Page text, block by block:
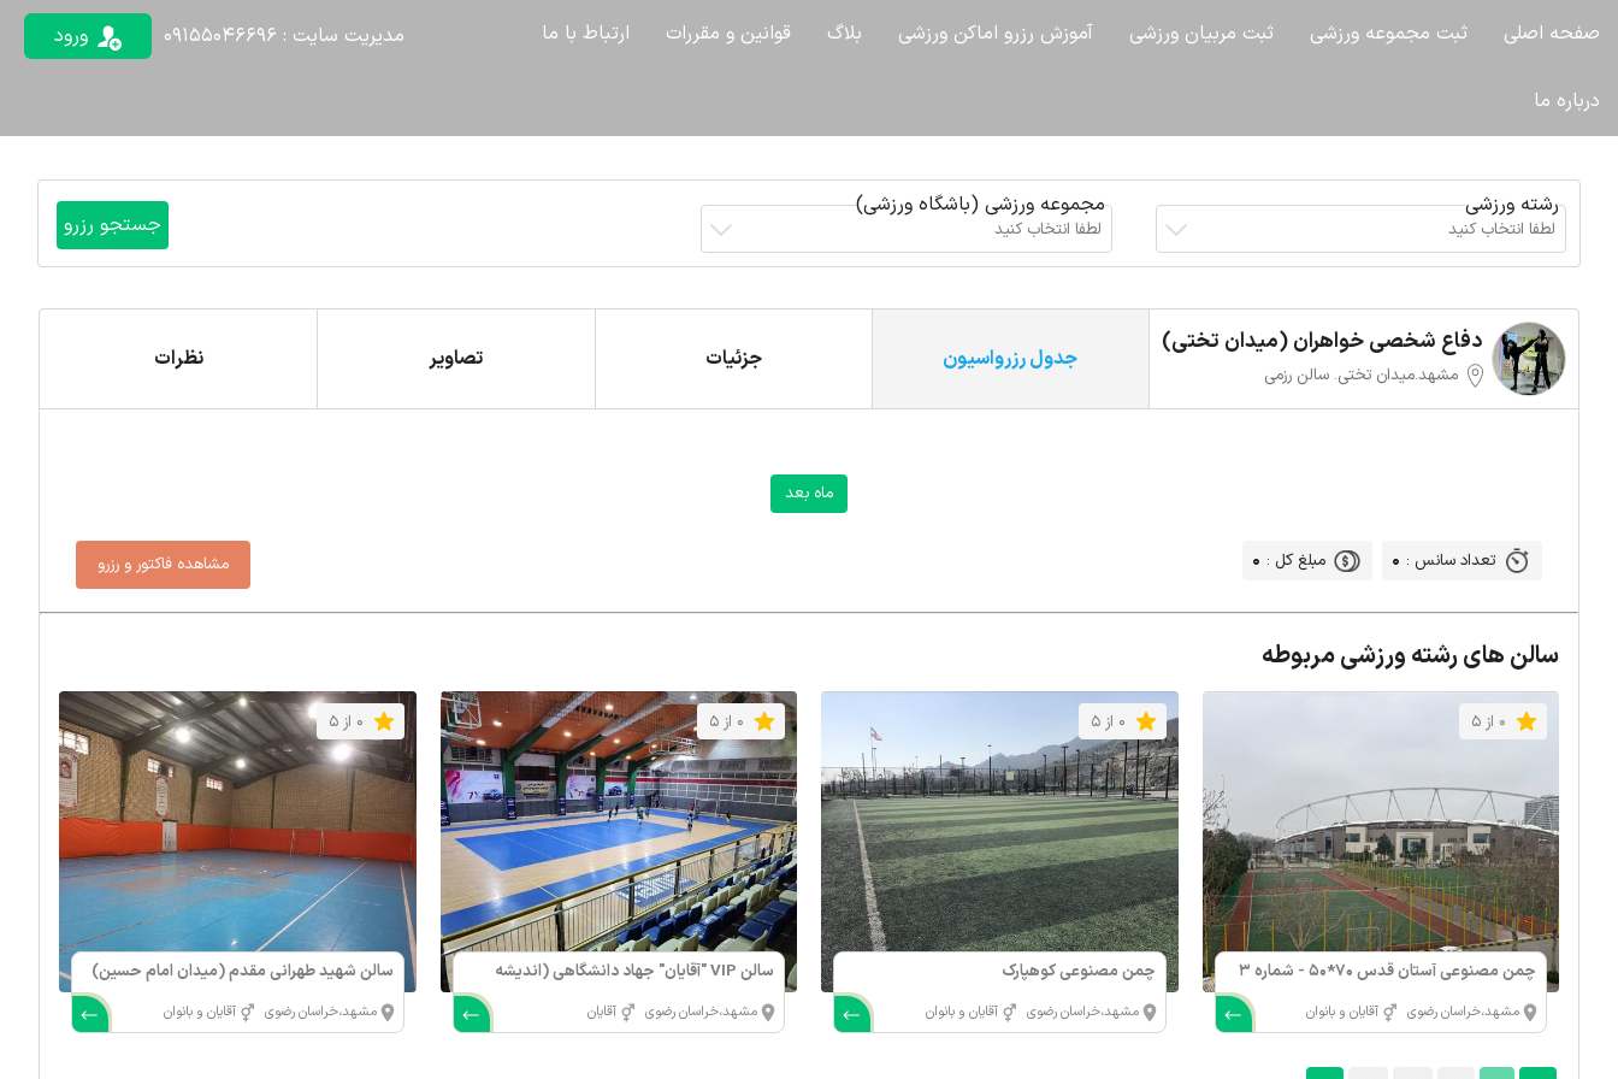
صفحه اصلی ثبت مجموعه ورزشی ثبت مربیان ورزشی آموزش رزرو اماکن ورزشی بلاگ قوانین و مقررات ارتباط با ما
درباره ما
مدیریت سایت : 09155046696 ورود
رشته ورزشی
لطفا انتخاب کنید
مجموعه ورزشی (باشگاه ورزشی)
لطفا انتخاب کنید
دفاع شخصی خواهران (میدان تختی)
مشهد.میدان تختی. سالن رزمی
جدول رزرواسیون جزئیات تصاویر نظرات
ماه بعد
تعداد سانس : 0 مبلغ کل : 0
سالن های رشته ورزشی مربوطه
0 از 5
چمن مصنوعی آستان قدس 70*50 - شماره 3
بزرگمشهد،خراسان رضوی آقایان و بانوان
0 از 5
چمن مصنوعی کوهپارک
مشهد،خراسان رضوی آقایان و بانوان
0 از 5
سالن VIP "آقایان" جهاد دانشگاهی (اندیشه
83) مشهد،خراسان رضوی آقایان
0 از 5
سالن شهید طهرانی مقدم (میدان امام حسین)
مشهد،خراسان رضوی آقایان و بانوان